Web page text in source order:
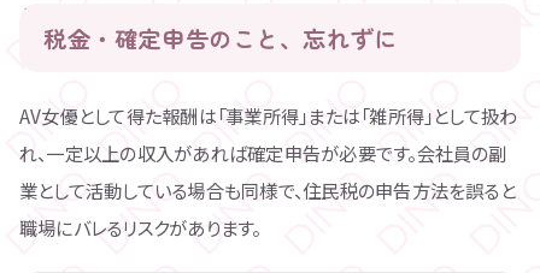
税金・確定申告のこと、忘れずに
AV女優として得た報酬は「事業所得」または「雑所得」として扱わ
れ、一定以上の収入があれば確定申告が必要です。会社員の副
業として活動している場合も同様で、住民税の申告方法を誤ると
職場にバレるリスクがあります。